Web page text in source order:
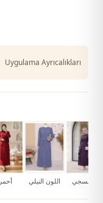
Uygulama Ayrıcalıkları
أحمر اللون النيلي بنفسجي